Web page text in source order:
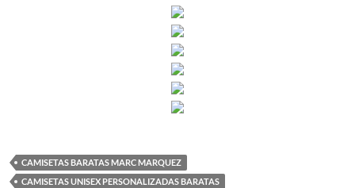
CAMISETAS BARATAS MARC MARQUEZ
CAMISETAS UNISEX PERSONALIZADAS BARATAS